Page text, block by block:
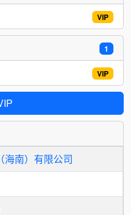
VIP
1
VIP
海南）有限公司